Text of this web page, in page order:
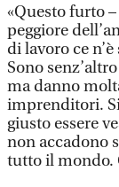
«Questo furto
peggiore
di lavoro ce
Sono
ma danno
imprenditori.
giusto essere
non accadono
tutto il mondo.